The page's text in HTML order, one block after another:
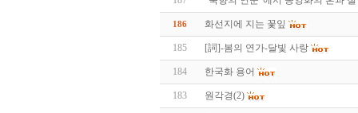
186 화선지에 지는 꽃잎
185 [詞]-봄의 연가-달빛 사랑
184 한국화 용어
183 원각경(2)